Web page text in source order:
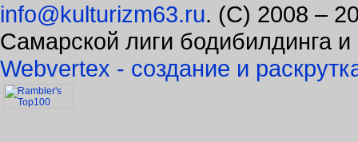
info@kulturizm63.ru. (C) 2008 –
Самарской лиги бодибилдинга
Webvertex - создание и